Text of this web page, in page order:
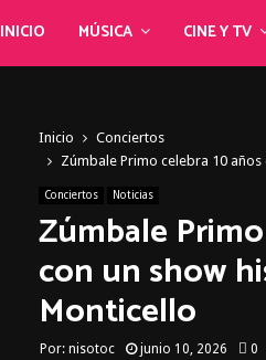
INICIO MÚSICA CINE Y TV
Inicio
Conciertos
Zúmbale Primo celebra 10
Conciertos Noticias
Zúmbale
con un show
Monticello
Por: nisotoc junio 10, 2026 0